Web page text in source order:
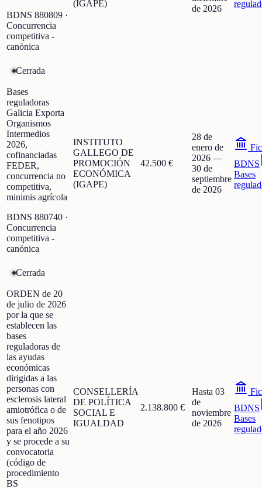
BDNS 880809 ·
Concurrencia
competitiva -
canónica
(IGAPE)
de 2026
Cerrada
Bases
reguladoras
Galicia Exporta
Organismos
Intermedios
2026,
cofinanciadas
FEDER,
concurrencia no
competitiva,
minimis agrícola
BDNS 880740 ·
Concurrencia
competitiva -
canónica
INSTITUTO
GALLEGO DE
PROMOCIÓN
ECONÓMICA
(IGAPE)
42.500 €
28 de
enero de
2026 —
30 de
septiembre
de 2026
BDNS
Bases
Cerrada
ORDEN de 20
de julio de 2026
por la que se
establecen las
bases
reguladoras de
las ayudas
económicas
dirigidas a las
personas con
esclerosis lateral
amiotrófica o de
sus fenotipos
para el año 2026
y se procede a su
convocatoria
(código de
procedimiento
BS
CONSELLERÍA
DE POLÍTICA
SOCIAL E
IGUALDAD
2.138.800 €
Hasta 03
de
noviembre
de 2026
BDNS
Bases